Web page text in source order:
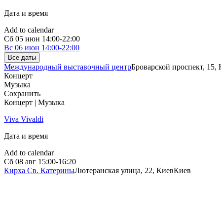
Дата и время
Add to calendar
Сб 05 июн 14:00-22:00
Вс 06 июн 14:00-22:00
Все даты
Международный выставочный центрБроварской проспект, 15,
Концерт
Музыка
Сохранить
Концерт | Музыка
Viva Vivaldi
Дата и время
Add to calendar
Сб 08 авг 15:00-16:20
Кирха Св. КатериныЛютеранская улица, 22, КиевКиев